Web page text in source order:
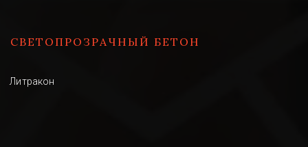
СВЕТОПРОЗРАЧНЫЙ БЕТОН
Литракон